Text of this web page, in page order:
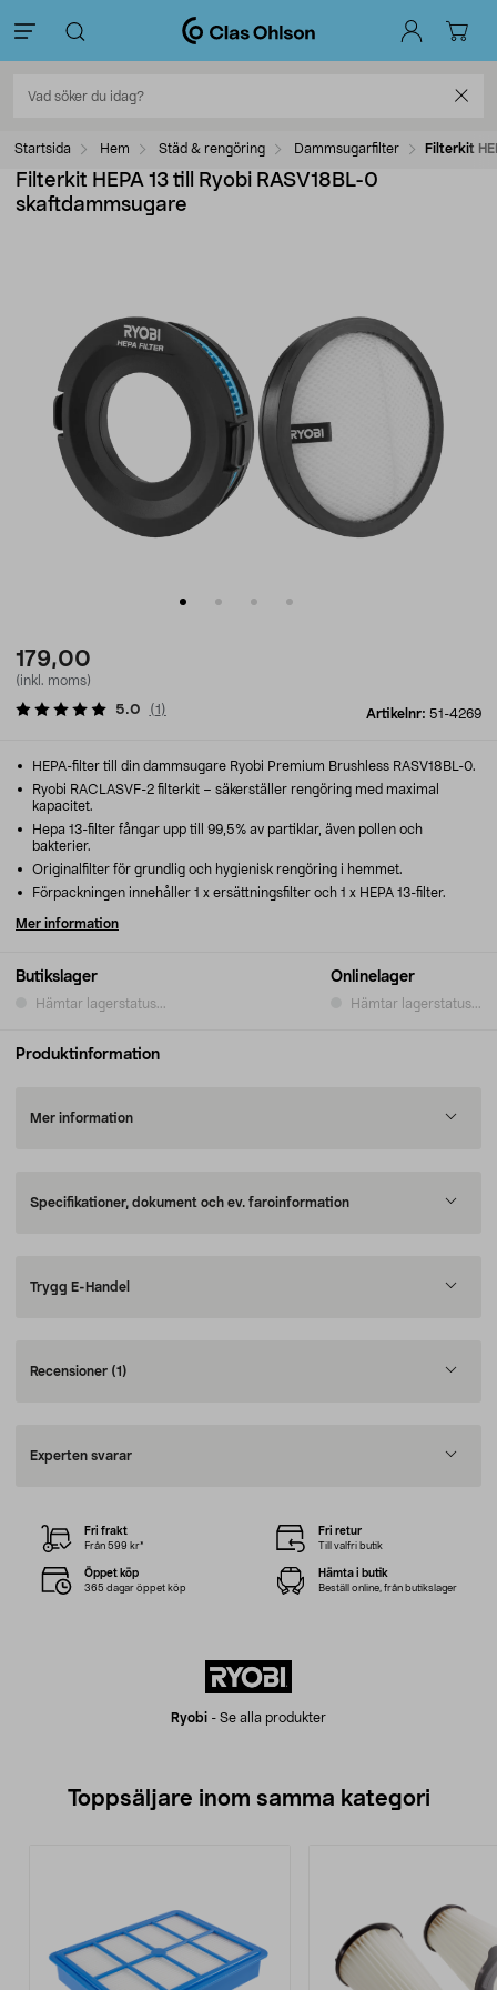
Startsida Hem Städ & rengöring Dammsugarfilter Filterkit
Filterkit HEPA 13 till Ryobi RASV18BL-0
skaftdammsugare
179,00
(inkl. moms)
Artikelnr: 51-4269
5.0 (1 )
Butikslager
Hämtar lagerstatus...
Onlinelager
Hämtar lagerstatus...
HEPA-filter till din dammsugare Ryobi Premium Brushless RASV18BL-0.
Ryobi RACLASVF-2 filterkit – säkerställer rengöring med maximal
kapacitet.
Hepa 13-filter fångar upp till 99,5% av partiklar, även pollen och
bakterier.
Originalfilter för grundlig och hygienisk rengöring i hemmet.
Förpackningen innehåller 1 x ersättningsfilter och 1 x HEPA 13-filter.
Mer information
Produktinformation
Mer information
Specifikationer, dokument och ev. faroinformation
Trygg E-Handel
Recensioner (1)
Experten svarar
Ryobi - Se alla produkter
Fri frakt
Från 599 kr*
Fri retur
Till valfri butik
Öppet köp
365 dagar öppet köp
Hämta i butik
Beställ online, från butikslager
Toppsäljare inom samma kategori